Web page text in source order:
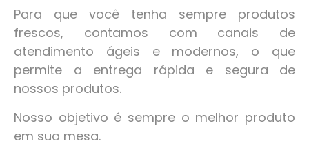
Para que você tenha sempre produtos
frescos, contamos com canais de
atendimento ágeis e modernos, o que
permite a entrega rápida e segura de
nossos produtos.
Nosso objetivo é sempre o melhor produto
em sua mesa.